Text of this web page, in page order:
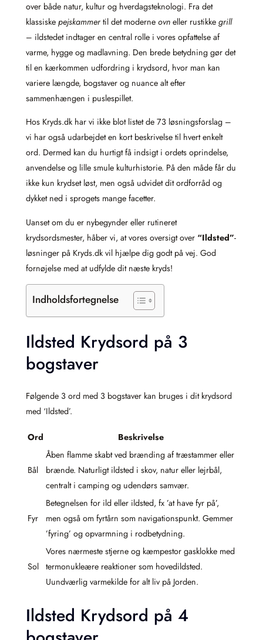
over både natur, kultur og hverdagsteknologi. Fra det
klassiske pejskammertil det moderne ovn eller rustikke grill
– ildstedet indtager en central rolle i vores opfattelse af
varme, hygge og madlavning. Den brede betydning gør det
til en kærkommen udfordring i krydsord, hvor man kan
variere længde, bogstaver og nuance alt efter
sammenhængen i puslespillet.
Hos Kryds.dk har vi ikke blot listet de 73 løsningsforslag –
vi har også udarbejdet en kort beskrivelse til hvert enkelt
ord. Dermed kan du hurtigt få indsigt i ordets oprindelse,
anvendelse og lille smule kulturhistorie. På den måde får du
ikke kun krydset løst, men også udvidet dit ordforråd og
dykket ned i sprogets mange facetter.
Uanset om du er nybegynder eller rutineret
krydsordsmester, håber vi, at vores oversigt over “Ildsted”-
løsninger på Kryds.dk vil hjælpe dig godt på vej. God
fornøjelse med at udfylde dit næste kryds!
Indholdsfortegnelse
Ildsted Krydsord på 3
bogstaver
Følgende 3 ord med 3 bogstaver kan bruges i dit krydsord
med ‘Ildsted’.
Ord Beskrivelse
Bål
Åben flamme skabt ved brænding af træstammer eller
brænde. Naturligt ildsted i skov, natur eller lejrbål,
centralt i camping og udendørs samvær.
Fyr
Betegnelsen for ild eller ildsted, fx ’at have fyr på’,
men også om fyrtårn som navigationspunkt. Gemmer
’fyring’ og opvarmning i rodbetydning.
Sol
Vores nærmeste stjerne og kæmpestor gasklokke med
termonukleære reaktioner som hovedildsted.
Uundværlig varmekilde for alt liv på Jorden.
Ildsted Krydsord på 4